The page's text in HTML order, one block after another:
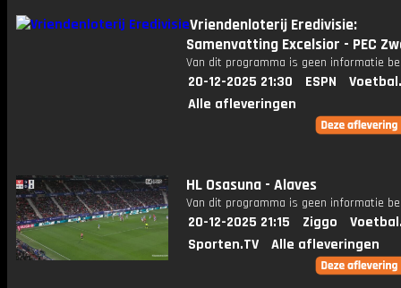
Vriendenloterij Eredivisie:
Samenvatting Excelsior - PEC
Van dit programma is geen informatie
20-12-2025 21:30 ESPN
Alle afleveringen
HL Osasuna - Alaves
Van dit programma is geen informatie
20-12-2025 21:15 Ziggo
Sporten.TV
Alle afleveringen